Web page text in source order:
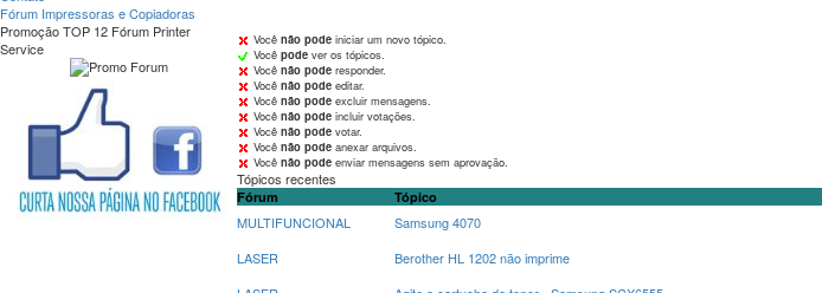
Fórum Impressoras e Copiadoras
Promoção TOP 12 Fórum Printer
Service
Você não pode iniciar um novo tópico.
Você pode ver os tópicos.
Você não pode responder.
Você não pode editar.
Você não pode excluir mensagens.
Você não pode incluir votações.
Você não pode votar.
Você não pode anexar arquivos.
Você não pode enviar mensagens sem aprovação.
Tópicos recentes
Fórum Tópico
MULTIFUNCIONAL Samsung 4070
LASER
Berother HL 1202 não imprime